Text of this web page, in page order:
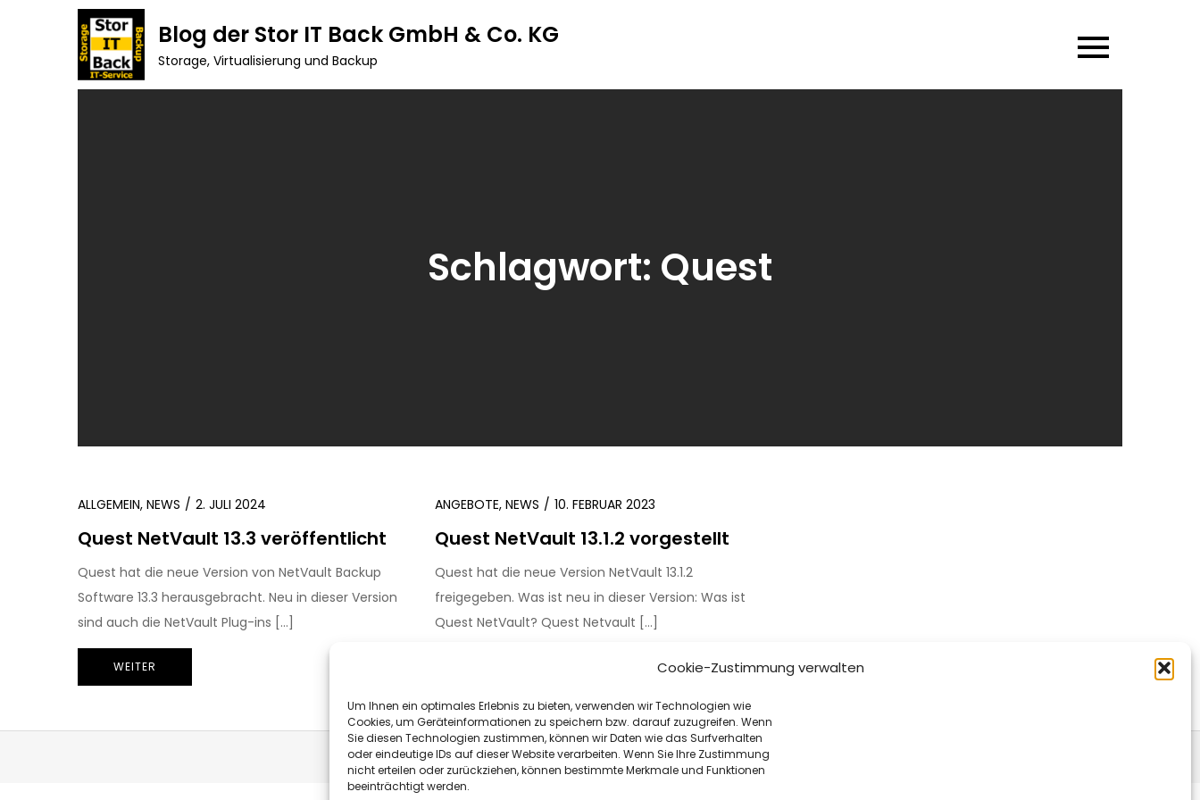
Cookie-Zustimmung verwalten
Um Ihnen ein optimales Erlebnis zu bieten, verwenden wir Technologien wie
Cookies, um Geräteinformationen zu speichern bzw. darauf zuzugreifen. Wenn
Sie diesen Technologien zustimmen, können wir Daten wie das Surfverhalten
oder eindeutige IDs auf dieser Website verarbeiten. Wenn Sie Ihre Zustimmung
nicht erteilen oder zurückziehen, können bestimmte Merkmale und Funktionen
beeinträchtigt werden.
Blog der Stor IT Back GmbH & Co. KG
Storage, Virtualisierung und Backup
Schlagwort: Quest
ALLGEMEIN, NEWS 2. JULI 2024
Quest NetVault 13.3 veröffentlicht
Quest hat die neue Version von NetVault Backup
Software 13.3 herausgebracht. Neu in dieser Version
sind auch die NetVault Plug-ins […]
WEITER
ANGEBOTE, NEWS 10. FEBRUAR 2023
Quest NetVault 13.1.2 vorgestellt
Quest hat die neue Version NetVault 13.1.2
freigegeben. Was ist neu in dieser Version: Was ist
Quest NetVault? Quest Netvault […]